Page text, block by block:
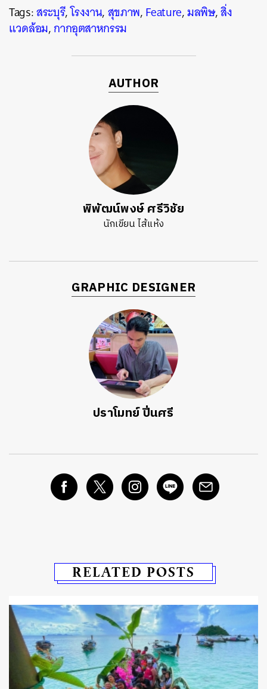
Tags:สระบุรี,โรงงาน,สุขภาพ,Feature,มลพิษ,สิ่ง
แวดล้อม,กากอุตสาหกรรม
AUTHOR
พิพัฒน์พงษ์ ศรีวิชัย
นักเขียน ไส้แห้ง
GRAPHIC DESIGNER
ปราโมทย์ ปิ่นศรี
RELATED POSTS